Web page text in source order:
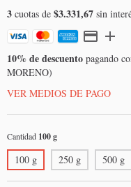
3 cuotas de $3.331,67 sin
10% de descuento pagando
MORENO)
VER MEDIOS DE PAGO
Cantidad 100 g
100 g 250 g 500 g